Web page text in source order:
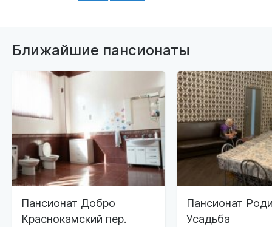
Ближайшие пансионаты
Пансионат Добро
Краснокамский пер.
Пансионат
Усадьба